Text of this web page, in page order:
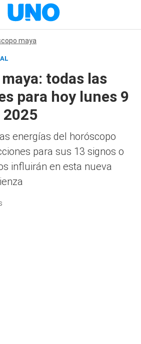
maya
todas las
para hoy lunes 9
energías del horóscopo
para sus 13 signos o
influirán en esta nueva